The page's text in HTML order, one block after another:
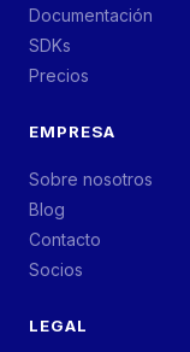
Documentación
SDKs
Precios
EMPRESA
Sobre nosotros
Blog
Contacto
Socios
LEGAL